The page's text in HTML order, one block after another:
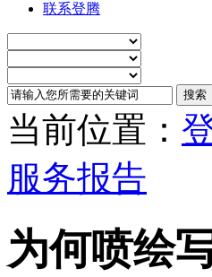
联系登腾
当前位置：
服务报告
为何喷绘